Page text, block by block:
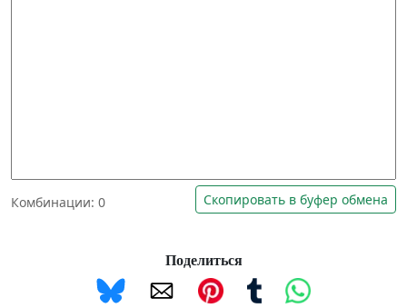
Комбинации: 0 Скопировать в буфер обмена
Поделиться